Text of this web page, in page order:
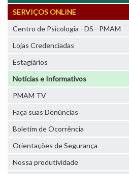
SERVIÇOS ONLINE
Centro de Psicologia - DS - PMAM
Lojas Credenciadas
Estagiários
Notícias e Informativos
PMAM TV
Faça suas Denúncias
Boletim de Ocorrência
Orientações de Segurança
Nossa produtividade